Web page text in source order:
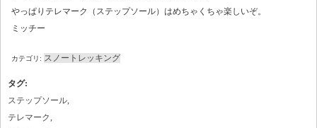
やっぱりテレマーク（ステップソール）はめちゃくちゃ楽しいぞ。
ミッチー
カテゴリ: スノートレッキング
タグ:
ステップソール
テレマーク